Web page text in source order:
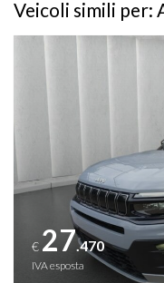
Veicoli simili per:
Vedi dettagli
€ 27.470
IVA esposta